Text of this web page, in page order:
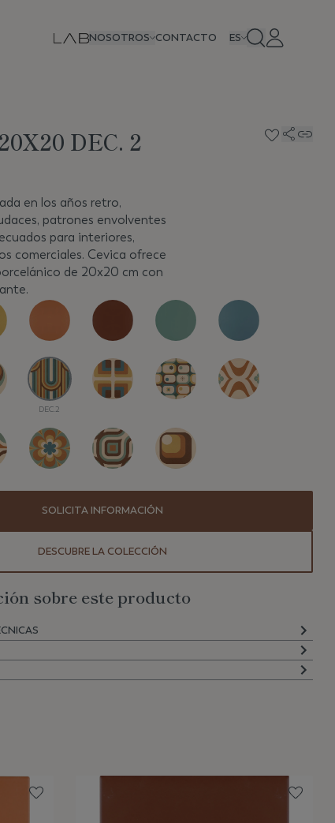
NOSOTROS CONTACTO ES
DEC. 2
en los años retro,
patrones envolventes
para interiores,
comerciales. Cevica ofrece
de 20x20 cm con
DEC.2
SOLICITA INFORMACIÓN
DESCUBRE LA COLECCIÓN
sobre este producto